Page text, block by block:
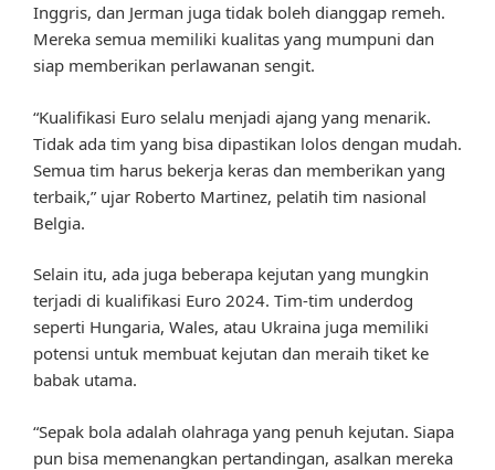
Inggris, dan Jerman juga tidak boleh dianggap remeh.
Mereka semua memiliki kualitas yang mumpuni dan
siap memberikan perlawanan sengit.
“Kualifikasi Euro selalu menjadi ajang yang menarik.
Tidak ada tim yang bisa dipastikan lolos dengan mudah.
Semua tim harus bekerja keras dan memberikan yang
terbaik,” ujar Roberto Martinez, pelatih tim nasional
Belgia.
Selain itu, ada juga beberapa kejutan yang mungkin
terjadi di kualifikasi Euro 2024. Tim-tim underdog
seperti Hungaria, Wales, atau Ukraina juga memiliki
potensi untuk membuat kejutan dan meraih tiket ke
babak utama.
“Sepak bola adalah olahraga yang penuh kejutan. Siapa
pun bisa memenangkan pertandingan, asalkan mereka